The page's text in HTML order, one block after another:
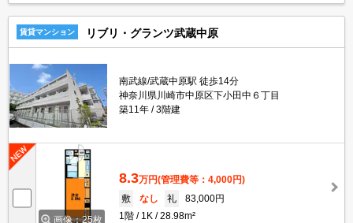
賃貸マンション リブリ・グランツ武蔵中原
南武線/武蔵中原駅 徒歩14分
神奈川県川崎市中原区下小田中６丁目
築11年
3階建
画像：25枚
8.3万円(管理費等：4,000円)
敷
なし 礼
83,000円
1階
1K 28.98m²